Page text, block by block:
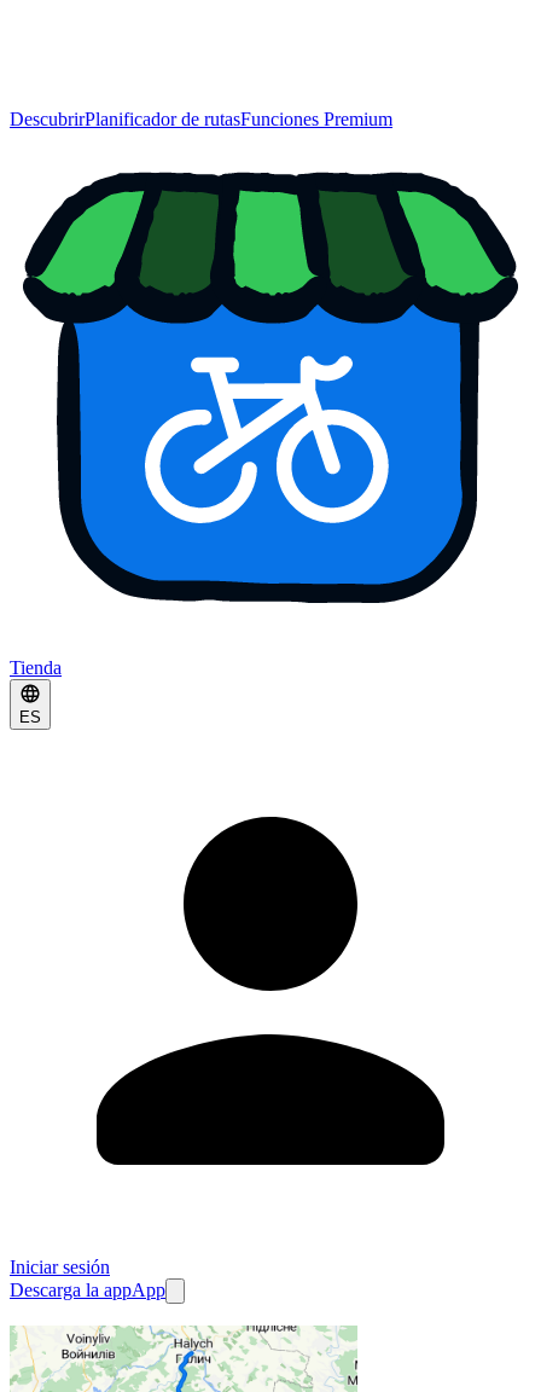
DescubrirPlanificador de rutasFunciones Premium
Tienda
ES
Iniciar sesión
Descarga la appApp